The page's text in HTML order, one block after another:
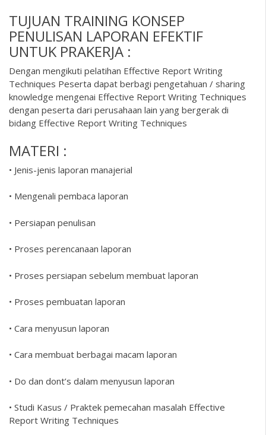
TUJUAN TRAINING KONSEP
PENULISAN LAPORAN EFEKTIF
UNTUK PRAKERJA :
Dengan mengikuti pelatihan Effective Report Writing
Techniques Peserta dapat berbagi pengetahuan / sharing
knowledge mengenai Effective Report Writing Techniques
dengan peserta dari perusahaan lain yang bergerak di
bidang Effective Report Writing Techniques
MATERI :
• Jenis-jenis laporan manajerial
• Mengenali pembaca laporan
• Persiapan penulisan
• Proses perencanaan laporan
• Proses persiapan sebelum membuat laporan
• Proses pembuatan laporan
• Cara menyusun laporan
• Cara membuat berbagai macam laporan
• Do dan dont’s dalam menyusun laporan
• Studi Kasus / Praktek pemecahan masalah Effective
Report Writing Techniques